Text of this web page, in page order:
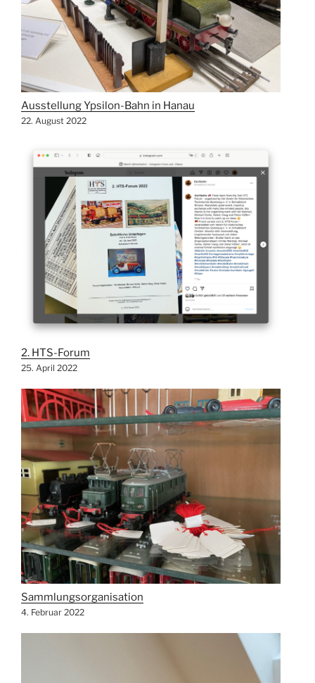
Ausstellung Ypsilon-Bahn in Hanau
22. August 2022
2. HTS-Forum
25. April 2022
Sammlungsorganisation
4. Februar 2022